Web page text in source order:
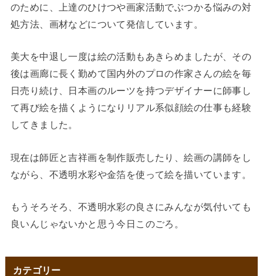
のために、上達のひけつや画家活動でぶつかる悩みの対
処方法、画材などについて発信しています。
美大を中退し一度は絵の活動もあきらめましたが、その
後は画廊に長く勤めて国内外のプロの作家さんの絵を毎
日売り続け、日本画のルーツを持つデザイナーに師事し
て再び絵を描くようになりリアル系似顔絵の仕事も経験
してきました。
現在は師匠と吉祥画を制作販売したり、絵画の講師をし
ながら、不透明水彩や金箔を使って絵を描いています。
もうそろそろ、不透明水彩の良さにみんなが気付いても
良いんじゃないかと思う今日このごろ。
カテゴリー